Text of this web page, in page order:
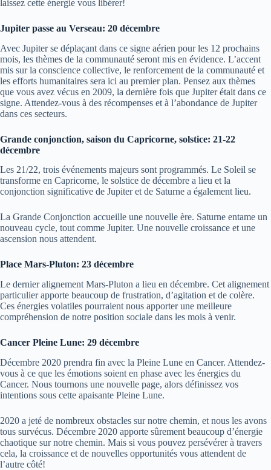
laissez cette énergie vous libérer!
Jupiter passe au Verseau: 20 décembre
Avec Jupiter se déplaçant dans ce signe aérien pour les 12 prochains
mois, les thèmes de la communauté seront mis en évidence. L’accent
mis sur la conscience collective, le renforcement de la communauté et
les efforts humanitaires sera ici au premier plan. Pensez aux thèmes
que vous avez vécus en 2009, la dernière fois que Jupiter était dans ce
signe. Attendez-vous à des récompenses et à l’abondance de Jupiter
dans ces secteurs.
Grande conjonction, saison du Capricorne, solstice: 21-22
décembre
Les 21/22, trois événements majeurs sont programmés. Le Soleil se
transforme en Capricorne, le solstice de décembre a lieu et la
conjonction significative de Jupiter et de Saturne a également lieu.
La Grande Conjonction accueille une nouvelle ère. Saturne entame un
nouveau cycle, tout comme Jupiter. Une nouvelle croissance et une
ascension nous attendent.
Place Mars-Pluton: 23 décembre
Le dernier alignement Mars-Pluton a lieu en décembre. Cet alignement
particulier apporte beaucoup de frustration, d’agitation et de colère.
Ces énergies volatiles pourraient nous apporter une meilleure
compréhension de notre position sociale dans les mois à venir.
Cancer Pleine Lune: 29 décembre
Décembre 2020 prendra fin avec la Pleine Lune en Cancer. Attendez-
vous à ce que les émotions soient en phase avec les énergies du
Cancer. Nous tournons une nouvelle page, alors définissez vos
intentions sous cette apaisante Pleine Lune.
2020 a jeté de nombreux obstacles sur notre chemin, et nous les avons
tous survécus. Décembre 2020 apporte sûrement beaucoup d’énergie
chaotique sur notre chemin. Mais si vous pouvez persévérer à travers
cela, la croissance et de nouvelles opportunités vous attendent de
l’autre côté!